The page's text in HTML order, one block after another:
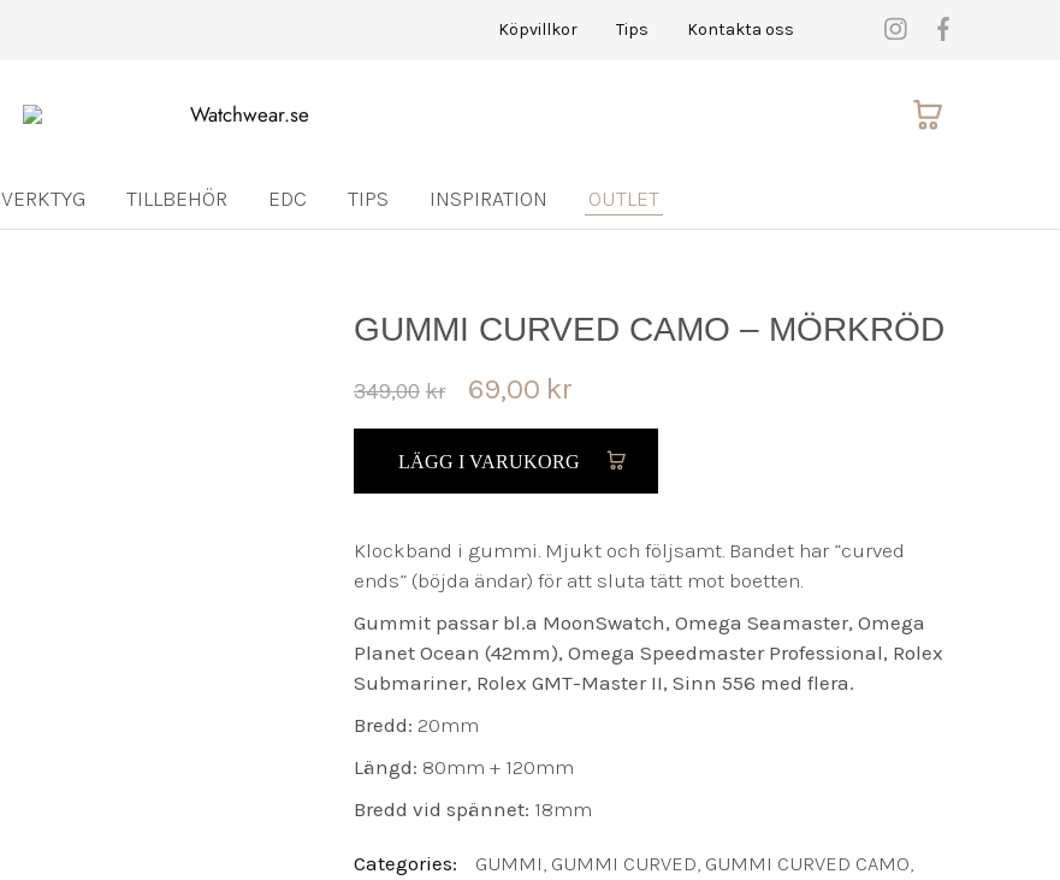
Köpvillkor Tips Kontakta oss
Watchwear.se
Watch
watch
accessories
VERKTYG TILLBEHÖR EDC TIPS INSPIRATION OUTLET
GUMMI CURVED CAMO – MÖRKRÖD
349,00 kr 69,00 kr
LÄGG I VARUKORG
Klockband i gummi. Mjukt och följsamt. Bandet har ”curved
ends” (böjda ändar) för att sluta tätt mot boetten.
Gummit passar bl.a MoonSwatch, Omega Seamaster, Omega
Planet Ocean (42mm), Omega Speedmaster Professional, Rolex
Submariner, Rolex GMT-Master II, Sinn 556 med flera.
Bredd: 20mm
Längd: 80mm + 120mm
Bredd vid spännet: 18mm
Categories: GUMMI, GUMMI CURVED, GUMMI CURVED CAMO,